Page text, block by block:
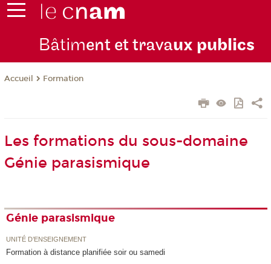
Bâtiment et travaux publics
Accueil Formation
Les formations du sous-domaine
Génie parasismique
Génie parasismique
UNITÉ D’ENSEIGNEMENT
Formation à distance planifiée soir ou samedi